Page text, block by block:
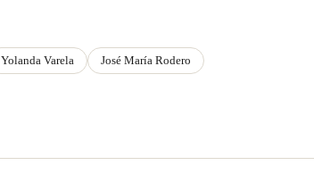
Yolanda Varela
José María Rodero